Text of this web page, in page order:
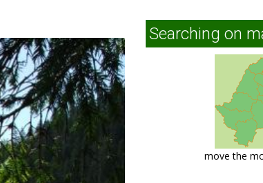
Searching on
move the